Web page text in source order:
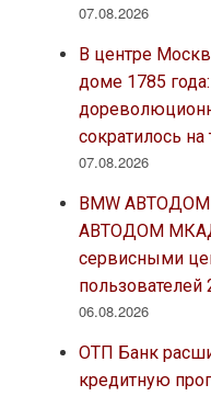
07.08.2026
В центре
доме 1785
сократилось на
07.08.2026
BMW АВТОДОМ
АВТОДОМ
сервисными
пользователей
06.08.2026
ОТП Банк
кредитную